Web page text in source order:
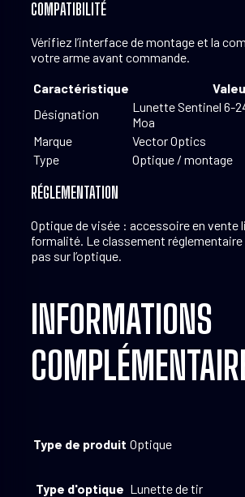
COMPATIBILITÉ
Vérifiez l’interface de montage et la
votre arme avant commande.
Caractéristique
Désignation
Lunette Sentinel 6-
Moa
Marque
Vector Optics
Type
Optique / montage
RÉGLEMENTATION
Optique de visée : accessoire en vente
formalité. Le classement réglementaire
pas sur l’optique.
INFORMATIONS
Type de produit Optique
Type d'optique Lunette de tir